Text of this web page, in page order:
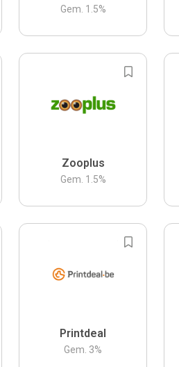
Gem. 1.5%
Zooplus
Gem. 1.5%
Printdeal
Gem. 3%